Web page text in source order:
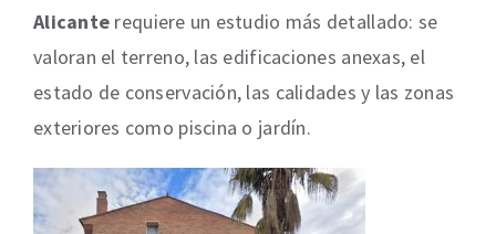
Alicante requiere un estudio más detallado: se
valoran el terreno, las edificaciones anexas, el
estado de conservación, las calidades y las zonas
exteriores como piscina o jardín.